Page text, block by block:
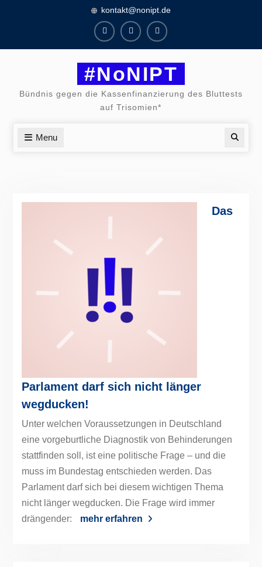
kontakt@nonipt.de
FacebookInstagram
Twitter
#NoNIPT
Bündnis gegen die Kassenfinanzierung des Bluttests
auf Trisomien*
Menu
Das
Parlament darf sich nicht länger
wegducken!
Unter welchen Voraussetzungen in Deutschland
eine vorgeburtliche Diagnostik von Behinderungen
stattfinden soll, ist eine politische Frage – und die
muss im Bundestag entschieden werden. Das
Parlament darf sich bei diesem wichtigen Thema
nicht länger wegducken. Die Frage wird immer
drängender:
mehr erfahren